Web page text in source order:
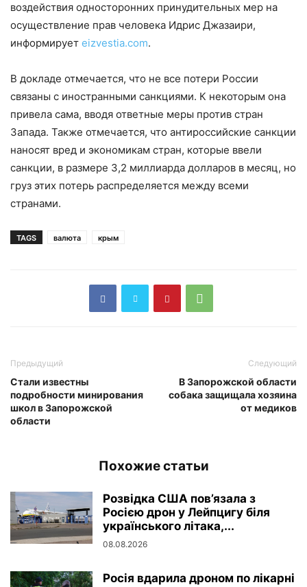
воздействия односторонних принудительных мер на
осуществление прав человека Идрис Джазаири,
информирует еizvestia.com.
В докладе отмечается, что не все потери России
связаны с иностранными санкциями. К некоторым она
привела сама, вводя ответные меры против стран
Запада. Также отмечается, что антироссийские санкции
наносят вред и экономикам стран, которые ввели
санкции, в размере 3,2 миллиарда долларов в месяц, но
груз этих потерь распределяется между всеми
странами.
TAGS валюта крым
Предыдущий
Стали известны
подробности минирования
школ в Запорожской
области
Следующий
В Запорожской области
собака защищала хозяина
от медиков
Похожие статьи
Розвідка США пов’язала з
Росією дрон у Лейпцигу біля
українського літака,...
08.08.2026
Росія вдарила дроном по лікарні